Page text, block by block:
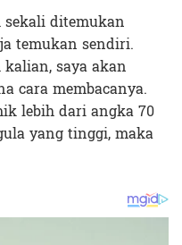
ditemukan
temukan sendiri.
saya akan
cara membacanya.
lebih dari angka 70
yang tinggi, maka